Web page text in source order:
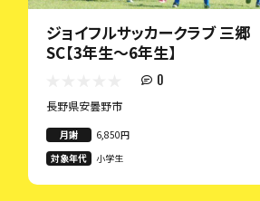
ジョイフルサッカークラブ 三郷
SC【3年生～6年生】
0
長野県安曇野市
月謝
6,850円
対象年代
小学生